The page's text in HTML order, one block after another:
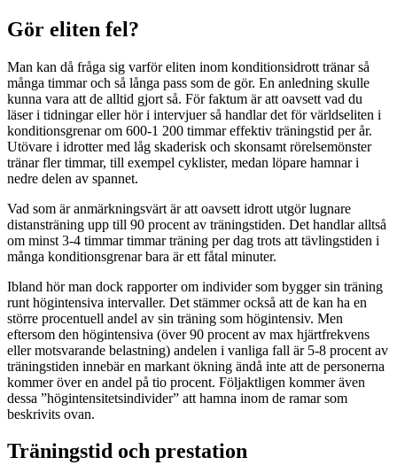
Gör eliten fel?
Man kan då fråga sig varför eliten inom konditionsidrott tränar så
många timmar och så långa pass som de gör. En anledning skulle
kunna vara att de alltid gjort så. För faktum är att oavsett vad du
läser i tidningar eller hör i intervjuer så handlar det för världseliten i
konditionsgrenar om 600-1 200 timmar effektiv träningstid per år.
Utövare i idrotter med låg skaderisk och skonsamt rörelsemönster
tränar fler timmar, till exempel cyklister, medan löpare hamnar i
nedre delen av spannet.
Vad som är anmärkningsvärt är att oavsett idrott utgör lugnare
distansträning upp till 90 procent av träningstiden. Det handlar alltså
om minst 3-4 timmar timmar träning per dag trots att tävlingstiden i
många konditionsgrenar bara är ett fåtal minuter.
Ibland hör man dock rapporter om individer som bygger sin träning
runt högintensiva intervaller. Det stämmer också att de kan ha en
större procentuell andel av sin träning som högintensiv. Men
eftersom den högintensiva (över 90 procent av max hjärtfrekvens
eller motsvarande belastning) andelen i vanliga fall är 5-8 procent av
träningstiden innebär en markant ökning ändå inte att de personerna
kommer över en andel på tio procent. Följaktligen kommer även
dessa ”högintensitetsindivider” att hamna inom de ramar som
beskrivits ovan.
Träningstid och prestation